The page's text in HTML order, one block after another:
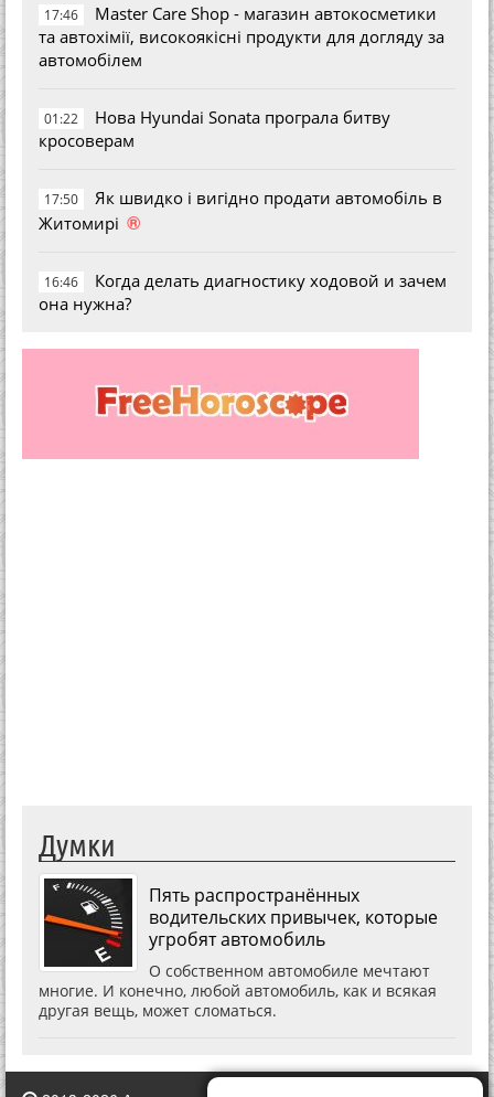
17:46
Master Care Shop - магазин автокосметики
та автохімії, високоякісні продукти для догляду за
автомобілем
01:22
Нова Hyundai Sonata програла битву
кросоверам
17:50
Як швидко і вигідно продати автомобіль в
Житомирі ®
16:46
Когда делать диагностику ходовой и зачем
она нужна?
Думки
Пять распространённых
водительских привычек, которые
угробят автомобиль
О собственном автомобиле мечтают
многие. И конечно, любой автомобиль, как и всякая
другая вещь, может сломаться.